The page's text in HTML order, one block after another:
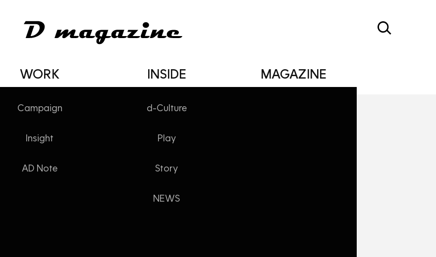
WORK
Campaign
Insight
AD Note
INSIDE
d-Culture
Play
Story
NEWS
MAGAZINE